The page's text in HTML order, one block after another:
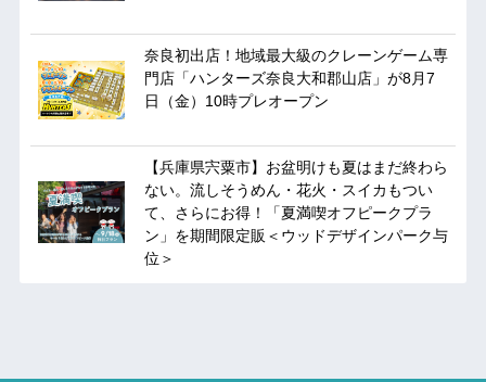
奈良初出店！地域最大級のクレーンゲーム専
門店「ハンターズ奈良大和郡山店」が8月7
日（金）10時プレオープン
【兵庫県宍粟市】お盆明けも夏はまだ終わら
ない。流しそうめん・花火・スイカもつい
て、さらにお得！「夏満喫オフピークプラ
ン」を期間限定販＜ウッドデザインパーク与
位＞